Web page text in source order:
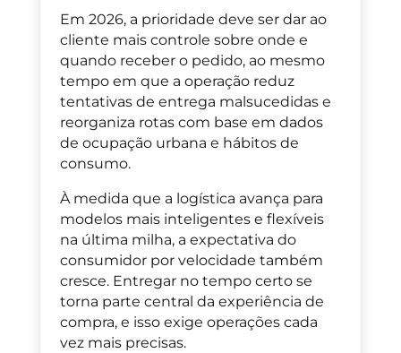
Em 2026, a prioridade deve ser dar ao
cliente mais controle sobre onde e
quando receber o pedido, ao mesmo
tempo em que a operação reduz
tentativas de entrega malsucedidas e
reorganiza rotas com base em dados
de ocupação urbana e hábitos de
consumo.
À medida que a logística avança para
modelos mais inteligentes e flexíveis
na última milha, a expectativa do
consumidor por velocidade também
cresce. Entregar no tempo certo se
torna parte central da experiência de
compra, e isso exige operações cada
vez mais precisas.